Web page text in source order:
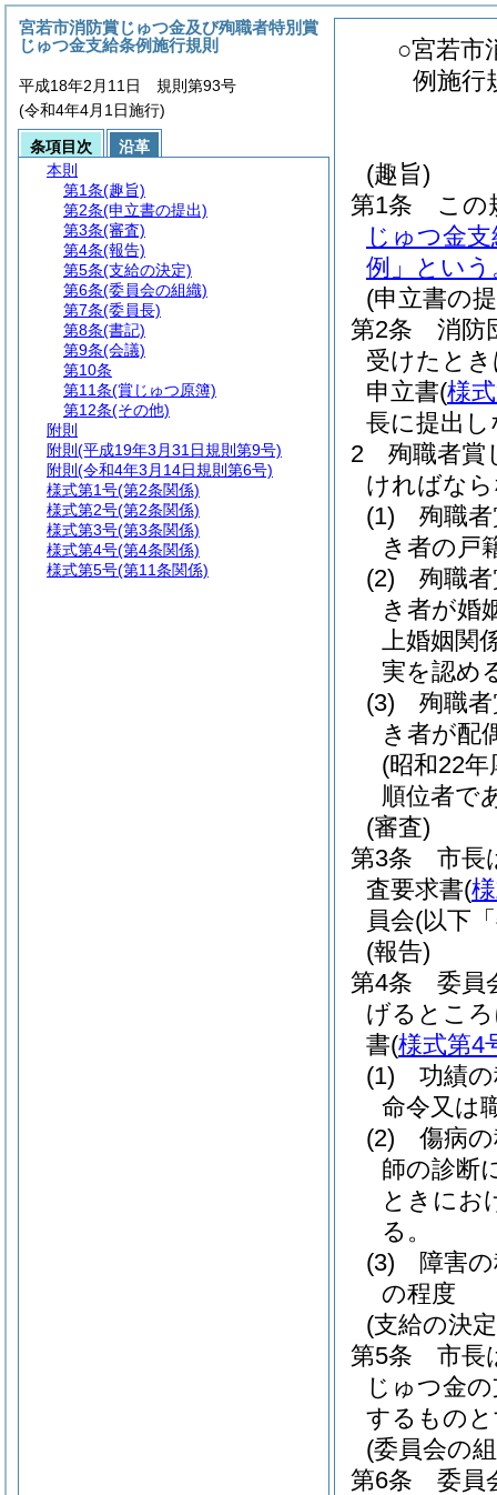
○宮若市
例施行
(趣旨)
第1条
この
じゅつ金
例」という
(申立書の
第2条
消防
受けたと
申立書(様
長に提出
2
殉職者賞
ければな
(1)
殉職
き者の戸
(2)
殉職
き者が婚
上婚姻関
実を認め
(3)
殉職
き者が配
(昭和22
順位者で
(審査)
第3条
市長
査要求書(
員会(以下
(報告)
第4条
委員
げるとこ
書(様式第4
(1)
功績
命令又は
(2)
傷病
師の診断
ときにお
る。
(3)
障害
の程度
(支給の決
第5条
市長
じゅつ金
するもの
(委員会の
第6条
委員
宮若市消防賞じゅつ金及び殉職者特別賞
じゅつ金支給条例施行規則
平成18年2月11日 規則第93号
(令和4年4月1日施行)
条項目次
沿革
本則
第1条(趣旨)
第2条(申立書の提出)
第3条(審査)
第4条(報告)
第5条(支給の決定)
第6条(委員会の組織)
第7条(委員長)
第8条(書記)
第9条(会議)
第10条
第11条(賞じゅつ原簿)
第12条(その他)
附則
附則 (平成19年3月31日規則第9号)
附則 (令和4年3月14日規則第6号)
様式第1号(第2条関係)
様式第2号(第2条関係)
様式第3号(第3条関係)
様式第4号(第4条関係)
様式第5号(第11条関係)